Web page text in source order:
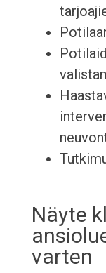
Näyte
varten